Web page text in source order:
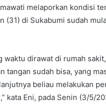
melaporkan kondisi
(31) di Sukabumi sudah
waktu dirawat di rumah
tangan sudah bisa, yang
beliau melakukan
kata Eni, pada Senin (3/5/